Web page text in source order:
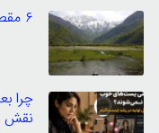
۶ مقصد بکر و خنک اطراف تهران
چرا
نقش